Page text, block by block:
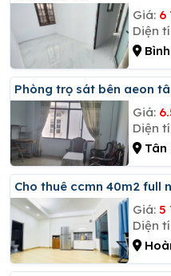
Giá: 6
Diện
Bình
Phòng trọ sát bên aeon
Giá:
Diện
Tân
Cho thuê ccmn 40m2
Giá: 5
Diện